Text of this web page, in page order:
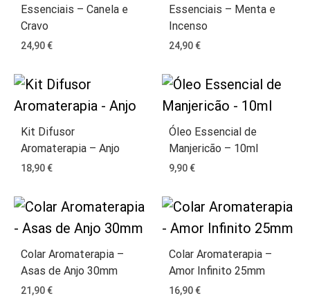
Essenciais – Canela e
Cravo
24,90€
Essenciais – Menta e
Incenso
24,90€
Kit Difusor
Aromaterapia – Anjo
18,90€
Óleo Essencial de
Manjericão – 10ml
9,90€
Colar Aromaterapia –
Asas de Anjo 30mm
21,90€
Colar Aromaterapia –
Amor Infinito 25mm
16,90€